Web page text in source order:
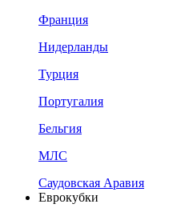
Франция
Нидерланды
Турция
Португалия
Бельгия
МЛС
Саудовская Аравия
Еврокубки